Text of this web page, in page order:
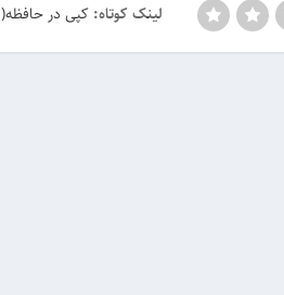
لینک کوتاه: کپی در حافظه(https://www.akkasee.com/sJ6oEu)